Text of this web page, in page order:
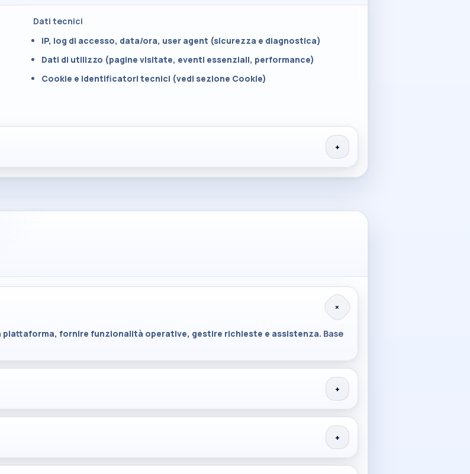
Dati tecnici
IP, log di accesso, data/ora, user agent (sicurezza e diagnostica)
Dati di utilizzo (pagine visitate, eventi essenziali, performance)
Cookie e identificatori tecnici (vedi sezione Cookie)
+
+
piattaforma, fornire funzionalità operative, gestire richieste e assistenza. Base
+
+